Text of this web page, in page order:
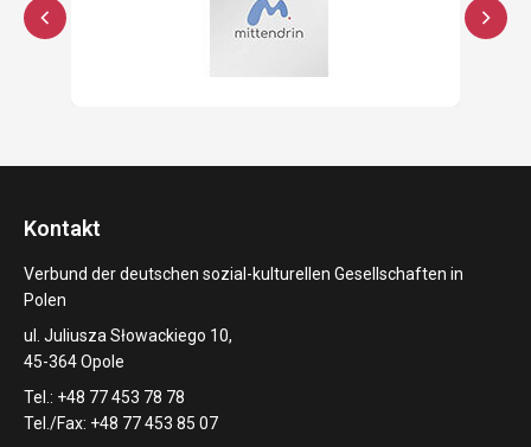
Kontakt
Verbund der deutschen sozial-kulturellen Gesellschaften in
Polen
ul. Juliusza Słowackiego 10,
45-364 Opole
Tel.: +48 77 453 78 78
Tel./Fax: +48 77 453 85 07